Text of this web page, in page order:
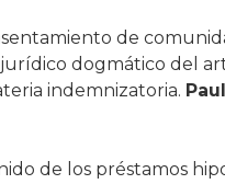
de
jurídico dogmático del
indemnizatoria.
de los préstamos